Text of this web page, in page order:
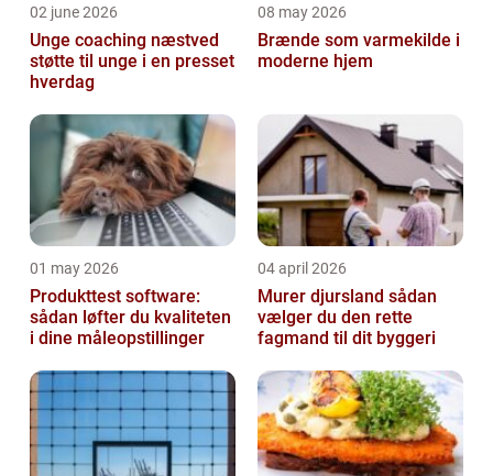
02 june 2026
Unge coaching næstved
støtte til unge i en presset
hverdag
08 may 2026
Brænde som varmekilde i
moderne hjem
01 may 2026
Produkttest software:
sådan løfter du kvaliteten
i dine måleopstillinger
04 april 2026
Murer djursland sådan
vælger du den rette
fagmand til dit byggeri